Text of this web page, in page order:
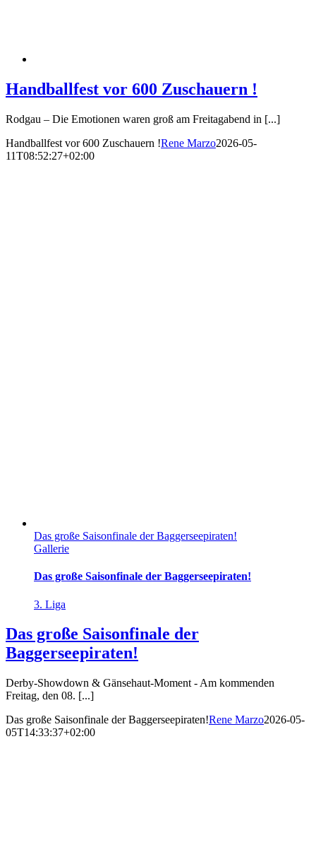
Handballfest vor 600 Zuschauern !
Rodgau – Die Emotionen waren groß am Freitagabend in [...]
Handballfest vor 600 Zuschauern !Rene Marzo2026-05-
11T08:52:27+02:00
Das große Saisonfinale der Baggerseepiraten!
Gallerie
Das große Saisonfinale der Baggerseepiraten!
3. Liga
Das große Saisonfinale der
Baggerseepiraten!
Derby-Showdown & Gänsehaut-Moment - Am kommenden
Freitag, den 08. [...]
Das große Saisonfinale der Baggerseepiraten!Rene Marzo2026-05-
05T14:33:37+02:00